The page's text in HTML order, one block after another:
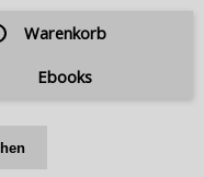
Warenkorb
Ebooks